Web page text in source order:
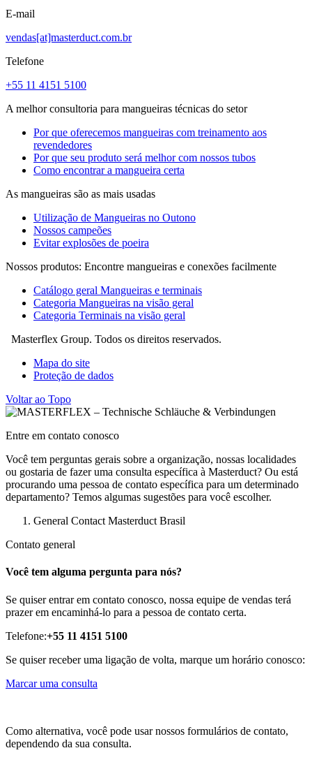
E-mail
vendas[at]masterduct.com.br
Telefone
+55 11 4151 5100
A melhor consultoria para mangueiras técnicas do setor
Por que oferecemos mangueiras com treinamento aos
revendedores
Por que seu produto será melhor com nossos tubos
Como encontrar a mangueira certa
As mangueiras são as mais usadas
Utilização de Mangueiras no Outono
Nossos campeões
Evitar explosões de poeira
Nossos produtos: Encontre mangueiras e conexões facilmente
Catálogo geral Mangueiras e terminais
Categoria Mangueiras na visão geral
Categoria Terminais na visão geral
Masterflex Group. Todos os direitos reservados.
Mapa do site
Proteção de dados
Voltar ao Topo
Entre em contato conosco
Você tem perguntas gerais sobre a organização, nossas localidades
ou gostaria de fazer uma consulta específica à Masterduct? Ou está
procurando uma pessoa de contato específica para um determinado
departamento? Temos algumas sugestões para você escolher.
General Contact Masterduct Brasil
Contato general
Você tem alguma pergunta para nós?
Se quiser entrar em contato conosco, nossa equipe de vendas terá
prazer em encaminhá-lo para a pessoa de contato certa.
Telefone:+55 11 4151 5100
Se quiser receber uma ligação de volta, marque um horário conosco:
Marcar uma consulta
Como alternativa, você pode usar nossos formulários de contato,
dependendo da sua consulta.